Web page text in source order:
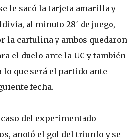
le sacó la tarjeta amarilla y
al minuto 28′ de juego,
la cartulina y ambos quedaron
el duelo ante la UC y también
lo que será el partido ante
fecha.
del experimentado
anotó el gol del triunfo y se